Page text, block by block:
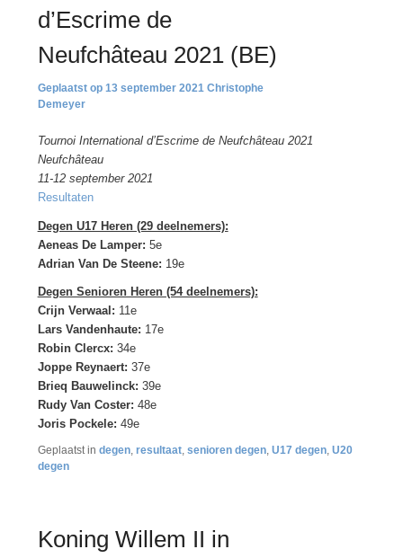
d’Escrime de
Neufchâteau 2021 (BE)
13 september 2021 Christophe
Demeyer
Tournoi International d’Escrime de Neufchâteau 2021
Neufchâteau
11-12 september 2021
Resultaten
Degen U17 Heren (29 deelnemers):
Aeneas De Lamper: 5e
Adrian Van De Steene: 19e
Degen Senioren Heren (54 deelnemers):
Crijn Verwaal: 11e
Lars Vandenhaute: 17e
Robin Clercx: 34e
Joppe Reynaert: 37e
Brieq Bauwelinck: 39e
Rudy Van Coster: 48e
Joris Pockele: 49e
Geplaatst in degen, resultaat, senioren degen, U17 degen, U20
degen
Koning Willem II in